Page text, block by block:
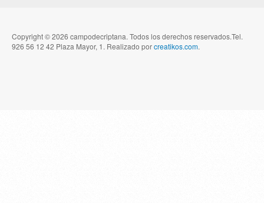
Copyright © 2026 campodecriptana. Todos los derechos reservados.Tel.
926 56 12 42 Plaza Mayor, 1. Realizado porcreatikos.com.